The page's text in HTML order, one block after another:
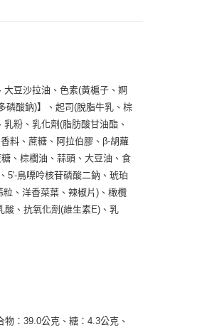
豆沙拉油、色素(黃槴子、婀
磷酸鈉)】、起司(脫脂牛乳、棕
粉、乳化劑(脂肪酸甘油酯、
料、蔗糖、阿拉伯膠、β-胡蘿
、棕櫚油、蒜頭、大豆油、食
5'-鳥嘌呤核苷磷酸二鈉、琥珀
、洋香菜葉、辣椒片)、橄欖
酸、抗氧化劑(維生素E)、乳
：39.0公克、糖：4.3公克、